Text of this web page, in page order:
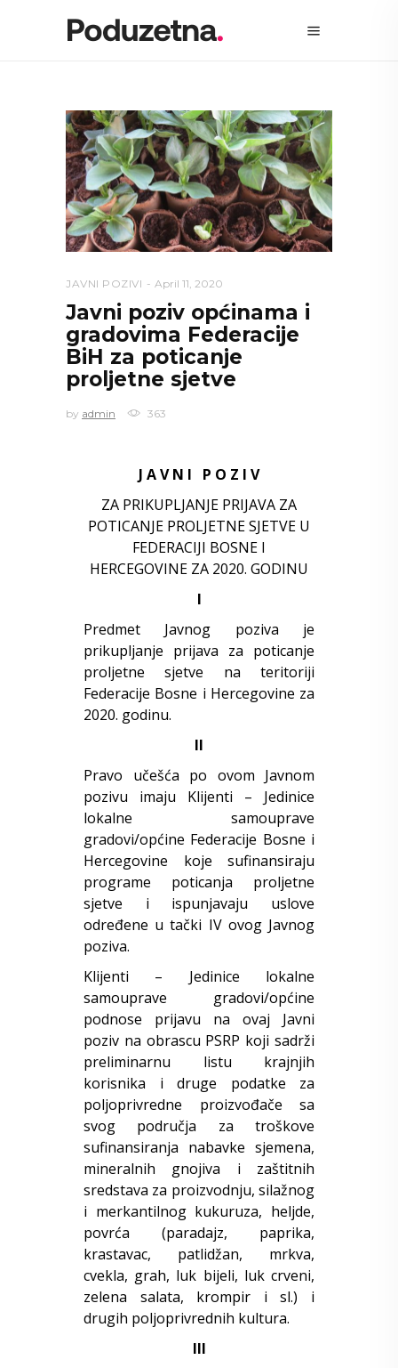
JAVNI POZIVI April 11, 2020
Javni poziv općinama i
gradovima Federacije
BiH za poticanje
proljetne sjetve
by admin 363
J A V N I P O Z I V
ZA PRIKUPLJANJE PRIJAVA ZA
POTICANJE PROLJETNE SJETVE U
FEDERACIJI BOSNE I
HERCEGOVINE ZA 2020. GODINU
I
Predmet Javnog poziva je
prikupljanje prijava za poticanje
proljetne sjetve na teritoriji
Federacije Bosne i Hercegovine za
2020. godinu.
II
Pravo učešća po ovom Javnom
pozivu imaju Klijenti – Jedinice
lokalne samouprave
gradovi/općine Federacije Bosne i
Hercegovine koje sufinansiraju
programe poticanja proljetne
sjetve i ispunjavaju uslove
određene u tački IV ovog Javnog
poziva.
Klijenti – Jedinice lokalne
samouprave gradovi/općine
podnose prijavu na ovaj Javni
poziv na obrascu PSRP koji sadrži
preliminarnu listu krajnjih
korisnika i druge podatke za
poljoprivredne proizvođače sa
svog područja za troškove
sufinansiranja nabavke sjemena,
mineralnih gnojiva i zaštitnih
sredstava za proizvodnju, silažnog
i merkantilnog kukuruza, heljde,
povrća (paradajz, paprika,
krastavac, patlidžan, mrkva,
cvekla, grah, luk bijeli, luk crveni,
zelena salata, krompir i sl.) i
drugih poljoprivrednih kultura.
III